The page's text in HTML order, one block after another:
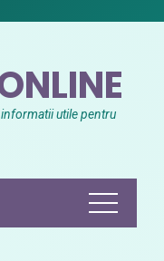
utile pentru